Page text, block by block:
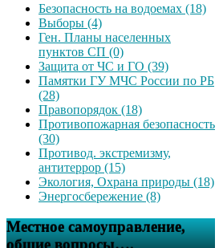
Безопасность на водоемах (18)
Выборы (4)
Ген. Планы населенных
пунктов СП (0)
Защита от ЧС и ГО (39)
Памятки ГУ МЧС России по РБ
(28)
Правопорядок (18)
Противопожарная безопасность
(30)
Противод. экстремизму,
антитеррор (15)
Экология, Охрана природы (18)
Энергосбережение (8)
Местное самоуправление,
общие вопросы….